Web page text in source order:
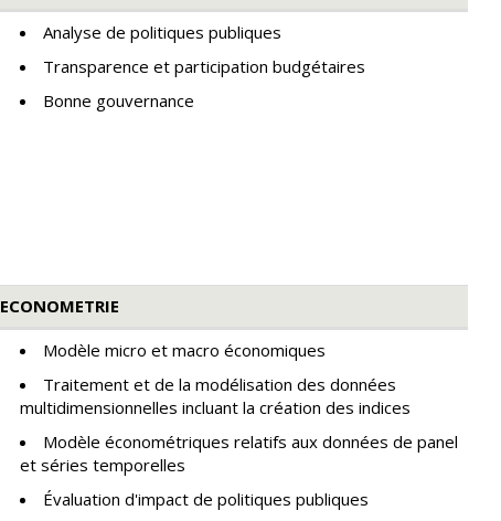
Analyse de politiques publiques
Transparence et participation budgétaires
Bonne gouvernance
ECONOMETRIE
Modèle micro et macro économiques
Traitement et de la modélisation des données
multidimensionnelles incluant la création des indices
Modèle économétriques relatifs aux données de panel
et séries temporelles
Évaluation d'impact de politiques publiques